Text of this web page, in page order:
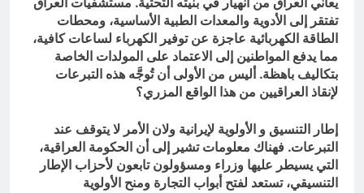
تفتقر إلى الأدوية والمعدات الطبية الأساسية، ومحطات
الطاقة الكهربائية عاجزة عن توفير الكهرباء لساعات كافية،
مما يدفع المواطنين إلى الاعتماد على المولدات الخاصة
بتكاليف باهظة. أليس من الأولى أن تُوجَّه هذه التبرعات
لإنقاذ العراقيين من هذا الواقع المزري؟
إطار التنسيق و الأولوية لإيرانية ولان الأمر لا يتوقف عند
التبرعات. فهناك معلومات تشير إلى أن الحكومة العراقية،
التي يسيطر عليها وزراء ومسؤولون تابعون لأحزاب الإطار
التنسيقي، تستعد لفتح أبواب التجارة ومنح الأولوية